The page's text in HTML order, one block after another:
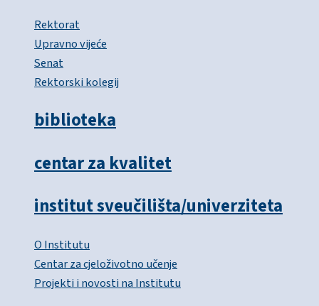
Rektorat
Upravno vijeće
Senat
Rektorski kolegij
biblioteka
centar za kvalitet
institut sveučilišta/univerziteta
O Institutu
Centar za cjeloživotno učenje
Projekti i novosti na Institutu